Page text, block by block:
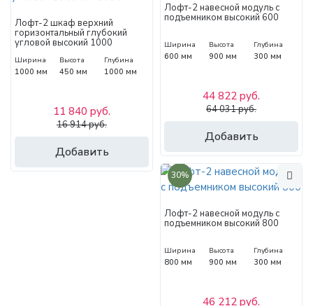
Лофт-2 шкаф верхний
горизонтальный глубокий
угловой высокий 1000
Ширина
1000 мм
Высота
450 мм
Глубина
1000 мм
Добавить
11 840 руб.
16 914 руб.
Лофт-2 навесной модуль с
подъемником высокий 600
Ширина
600 мм
Высота
900 мм
Глубина
300 мм
Добавить
44 822 руб.
64 031 руб.
30%
Лофт-2 навесной модуль с
подъемником высокий 800
Ширина
800 мм
Высота
900 мм
Глубина
300 мм
46 212 руб.